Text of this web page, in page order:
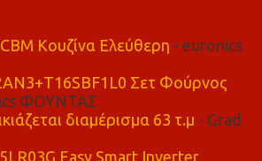
Κουζίνα Ελεύθερη - euronics
Σετ Φούρνος
ΦΟΥΝΤΑΣ
διαμέρισμα 63 τ.μ - Grad
Easy Smart Inverter